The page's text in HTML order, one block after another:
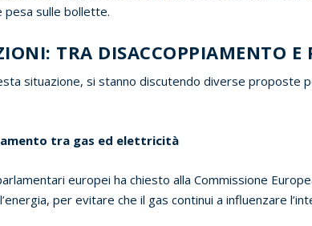
sulle bollette.
TRA DISACCOPPIAMENTO E
situazione, si stanno discutendo diverse proposte
tra gas ed elettricità
europei ha chiesto alla Commissione
per evitare che il gas continui a influenzare